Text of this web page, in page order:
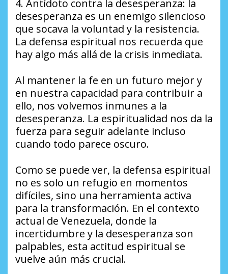
4. Antídoto contra la desesperanza: la
desesperanza es un enemigo silencioso
que socava la voluntad y la resistencia.
La defensa espiritual nos recuerda que
hay algo más allá de la crisis inmediata.
Al mantener la fe en un futuro mejor y
en nuestra capacidad para contribuir a
ello, nos volvemos inmunes a la
desesperanza. La espiritualidad nos da la
fuerza para seguir adelante incluso
cuando todo parece oscuro.
Como se puede ver, la defensa espiritual
no es solo un refugio en momentos
difíciles, sino una herramienta activa
para la transformación. En el contexto
actual de Venezuela, donde la
incertidumbre y la desesperanza son
palpables, esta actitud espiritual se
vuelve aún más crucial.